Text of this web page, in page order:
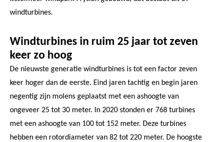
windturbines.
Windturbines in ruim 25 jaar tot zeven
keer zo hoog
De nieuwste generatie windturbines is tot een factor zeven
keer hoger dan de eerste. Eind jaren tachtig en begin jaren
negentig zijn molens geplaatst met een ashoogte van
ongeveer 25 tot 30 meter. In 2020 stonden er 768 turbines
met een ashoogte van 100 tot 152 meter. Deze turbines
hebben een rotordiameter van 82 tot 220 meter. De hoogste